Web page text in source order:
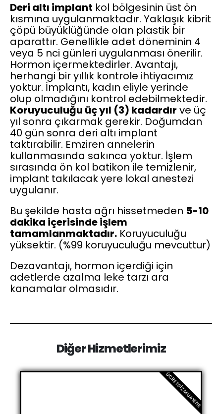
Deri altı implant kol bölgesinin üst ön
kısmına uygulanmaktadır. Yaklaşık kibrit
çöpü büyüklüğünde olan plastik bir
aparattır. Genellikle adet döneminin 4
veya 5 nci günleri uygulanması önerilir.
Hormon içermektedirler. Avantajı,
herhangi bir yıllık kontrole ihtiyacımız
yoktur. İmplantı, kadın eliyle yerinde
olup olmadığını kontrol edebilmektedir.
Koruyuculuğu üç yıl (3) kadardır ve üç
yıl sonra çıkarmak gerekir. Doğumdan
40 gün sonra deri altı implant
taktırabilir. Emziren annelerin
kullanmasında sakınca yoktur. İşlem
sırasında ön kol batikon ile temizlenir,
implant takılacak yere lokal anestezi
uygulanır.
Bu şekilde hasta ağrı hissetmeden 5-10
dakika içerisinde işlem
tamamlanmaktadır. Koruyuculuğu
yüksektir. (%99 koruyuculuğu mevcuttur)
Dezavantajı, hormon içerdiği için
adetlerde azalma leke tarzı ara
kanamalar olmasıdır.
Diğer Hizmetlerimiz
ÜCRETSIZ MUAYENE